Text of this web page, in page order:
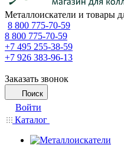
Металлоискатели и товары
8 800 775-70-59
8 800 775-70-59
+7 495 255-38-59
+7 926 383-96-13
Заказать звонок
Поиск
Войти
Каталог